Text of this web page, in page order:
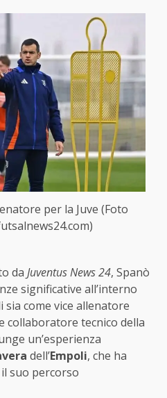
per la Juve (Foto
da Juventus News 24, Spanò
significative all’interno
come vice allenatore
collaboratore tecnico della
un’esperienza
dell’Empoli, che ha
suo percorso